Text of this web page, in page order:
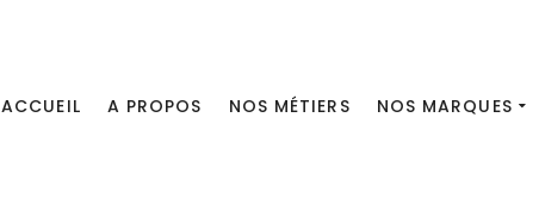
ACCUEIL A PROPOS NOS MÉTIERS NOS MARQUES